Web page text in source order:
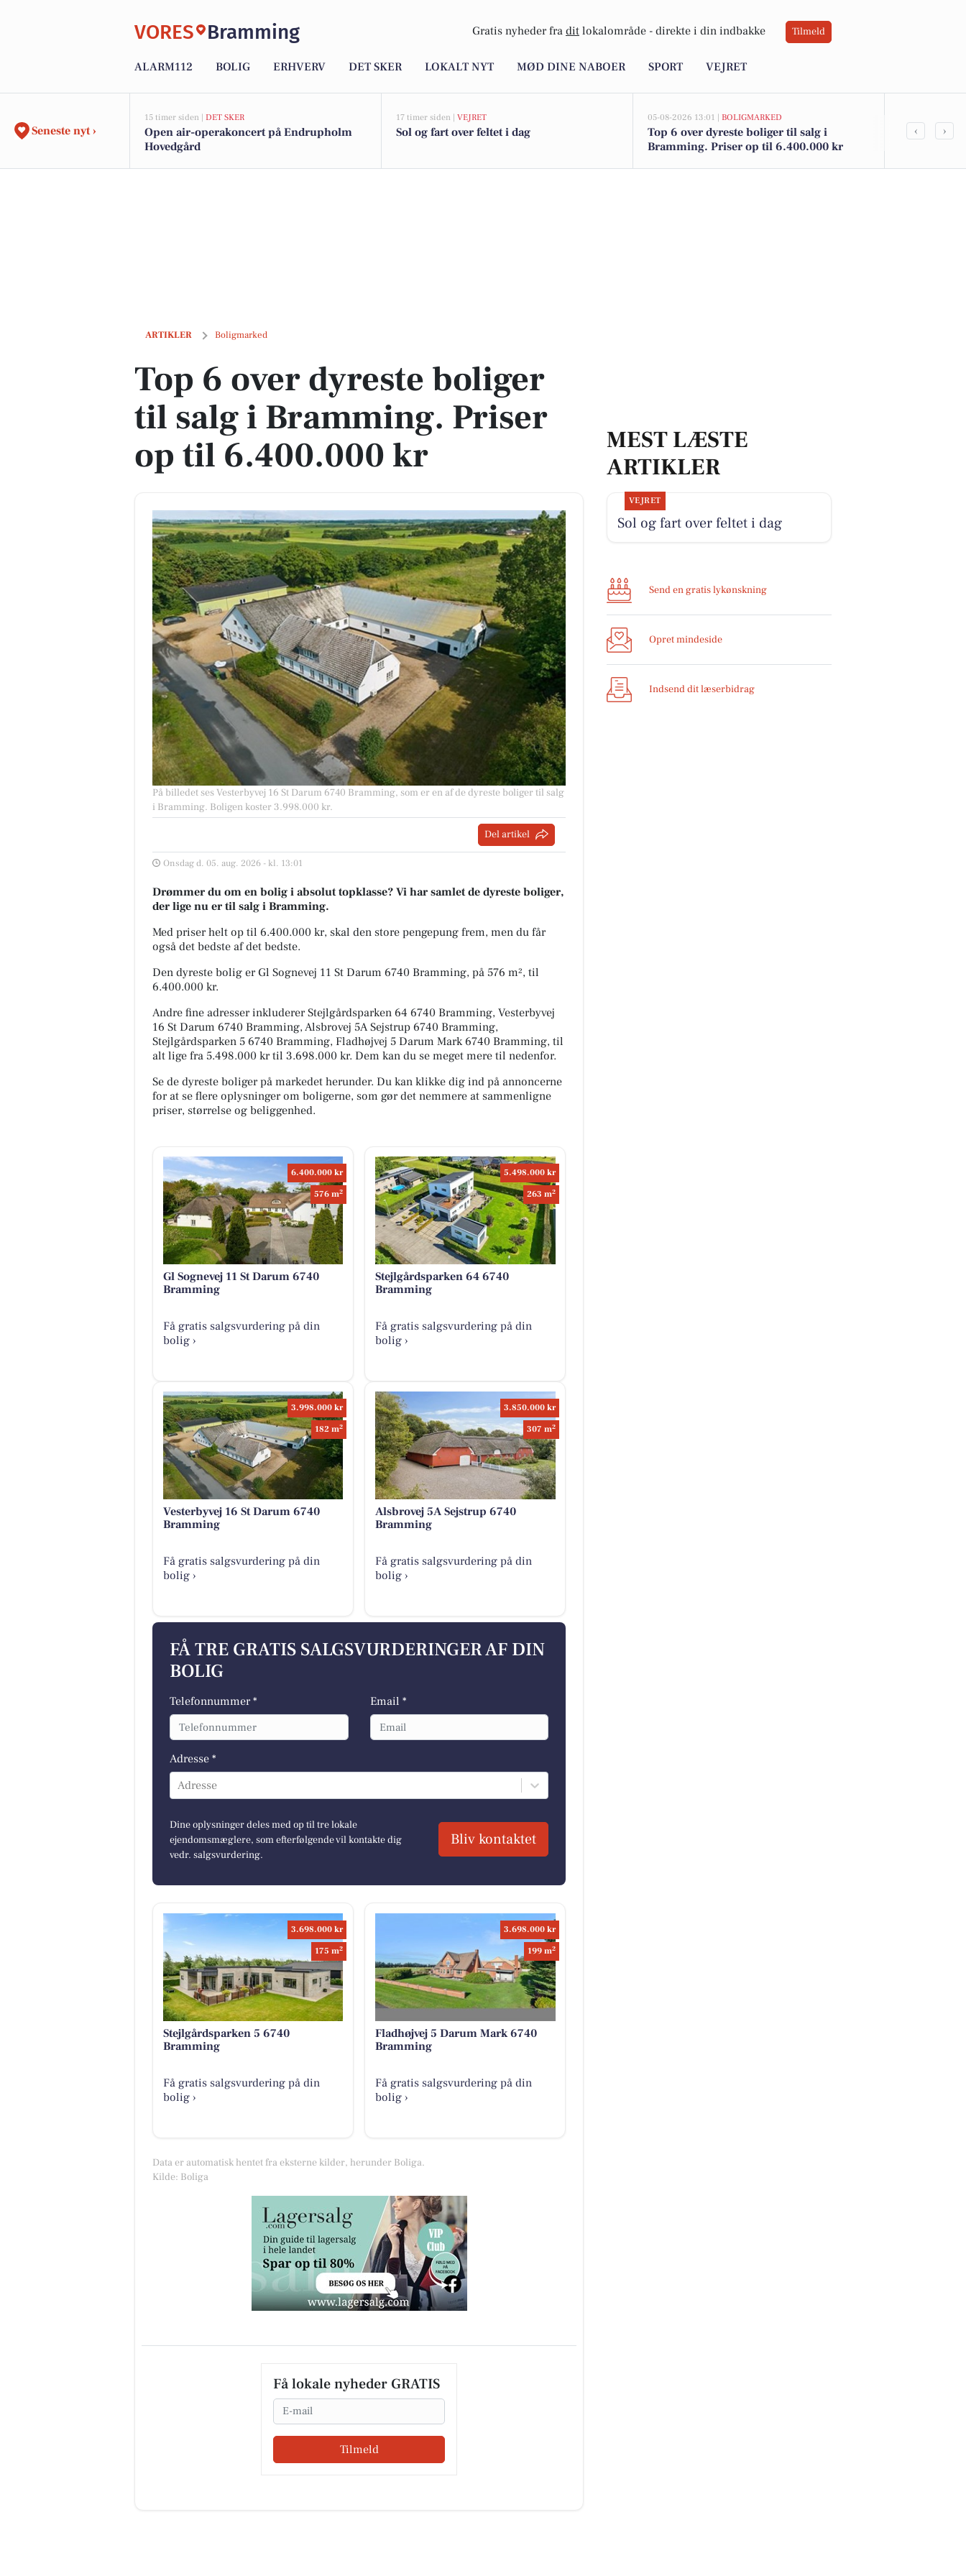
VORES Bramming Gratis nyheder fra dit lokalområde - direkte i din indbakke Tilmeld
ALARM112 BOLIG ERHVERV DET SKER LOKALT NYT MØD DINE NABOER SPORT VEJRET
Seneste nyt ›
15 timer siden | DET SKER
Open air-operakoncert på Endrupholm
Hovedgård
17 timer siden | VEJRET
Sol og fart over feltet i dag
05-08-2026 13:01 | BOLIGMARKED
Top 6 over dyreste boliger til salg i
Bramming. Priser op til 6.400.000 kr
Bo er ikke
‹ ›
ARTIKLER Boligmarked
Top 6 over dyreste boliger til salg i Bramming. Priser op til 6.400.000 kr
Top 6 over dyreste boliger
til salg i Bramming. Priser
op til 6.400.000 kr
På billedet ses Vesterbyvej 16 St Darum 6740 Bramming, som er en af de dyreste boliger til salg
i Bramming. Boligen koster 3.998.000 kr.
Del artikel
Onsdag d. 05. aug. 2026 - kl. 13:01
Drømmer du om en bolig i absolut topklasse? Vi har samlet de dyreste boliger,
der lige nu er til salg i Bramming.
Med priser helt op til 6.400.000 kr, skal den store pengepung frem, men du får
også det bedste af det bedste.
Den dyreste bolig er Gl Sognevej 11 St Darum 6740 Bramming, på 576 m², til
6.400.000 kr.
Andre fine adresser inkluderer Stejlgårdsparken 64 6740 Bramming, Vesterbyvej
16 St Darum 6740 Bramming, Alsbrovej 5A Sejstrup 6740 Bramming,
Stejlgårdsparken 5 6740 Bramming, Fladhøjvej 5 Darum Mark 6740 Bramming, til
alt lige fra 5.498.000 kr til 3.698.000 kr. Dem kan du se meget mere til nedenfor.
Se de dyreste boliger på markedet herunder. Du kan klikke dig ind på annoncerne
for at se flere oplysninger om boligerne, som gør det nemmere at sammenligne
priser, størrelse og beliggenhed.
6.400.000 kr
576 m2
Gl Sognevej 11 St Darum 6740
Bramming
Få gratis salgsvurdering på din
bolig ›
5.498.000 kr
263 m2
Stejlgårdsparken 64 6740
Bramming
Få gratis salgsvurdering på din
bolig ›
3.998.000 kr
182 m2
Vesterbyvej 16 St Darum 6740
Bramming
Få gratis salgsvurdering på din
bolig ›
3.850.000 kr
307 m2
Alsbrovej 5A Sejstrup 6740
Bramming
Få gratis salgsvurdering på din
bolig ›
FÅ TRE GRATIS SALGSVURDERINGER AF DIN
BOLIG
Telefonnummer * Email *
Adresse *
Adresse
Dine oplysninger deles med op til tre lokale
ejendomsmæglere, som efterfølgende vil kontakte dig
vedr. salgsvurdering.
Bliv kontaktet
3.698.000 kr
175 m2
Stejlgårdsparken 5 6740
Bramming
Få gratis salgsvurdering på din
bolig ›
3.698.000 kr
199 m2
Fladhøjvej 5 Darum Mark 6740
Bramming
Få gratis salgsvurdering på din
bolig ›
Data er automatisk hentet fra eksterne kilder, herunder Boliga.
Kilde: Boliga
Få lokale nyheder GRATIS
Email
Tilmeld
MEST LÆSTE
ARTIKLER
VEJRET
Sol og fart over feltet i dag
Send en gratis lykønskning
Opret mindeside
Indsend dit læserbidrag